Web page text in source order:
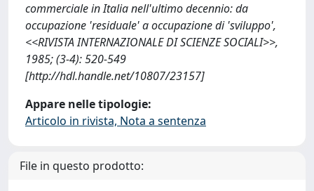
commerciale in Italia nell'ultimo decennio: da
occupazione 'residuale' a occupazione di 'sviluppo',
<<RIVISTA INTERNAZIONALE DI SCIENZE SOCIALI>>,
1985; (3-4): 520-549
[http://hdl.handle.net/10807/23157]
Appare nelle tipologie:
Articolo in rivista, Nota a sentenza
File in questo prodotto: